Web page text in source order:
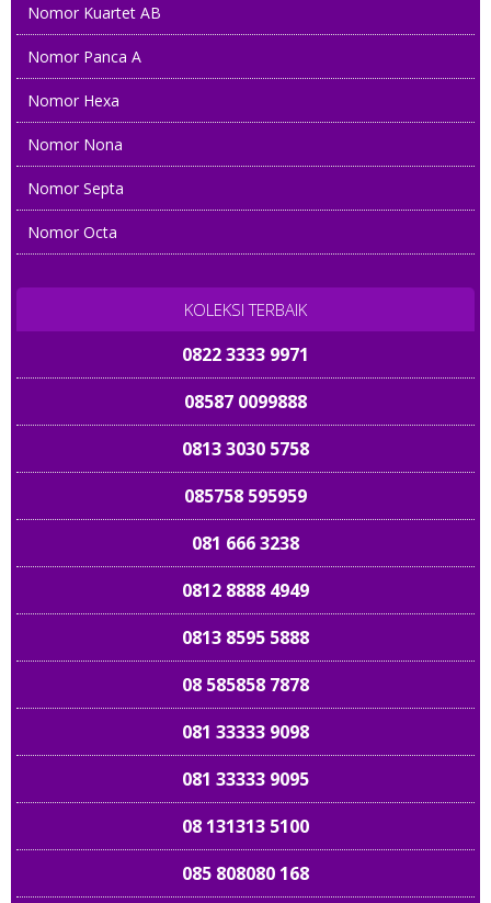
Nomor Kuartet AB
Nomor Panca A
Nomor Hexa
Nomor Nona
Nomor Septa
Nomor Octa
KOLEKSI TERBAIK
0822 3333 9971
08587 0099888
0813 3030 5758
085758 595959
081 666 3238
0812 8888 4949
0813 8595 5888
08 585858 7878
081 33333 9098
081 33333 9095
08 131313 5100
085 808080 168